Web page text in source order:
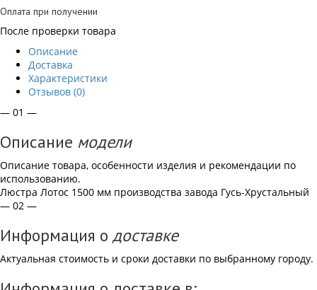
Оплата при получении
После проверки товара
Описание
Доставка
Характеристики
Отзывов (0)
— 01 —
Описание модели
Описание товара, особенности изделия и рекомендации по
использованию.
Люстра Лотос 1500 мм производства завода Гусь-Хрустальный
— 02 —
Информация о доставке
Актуальная стоимость и сроки доставки по выбранному городу.